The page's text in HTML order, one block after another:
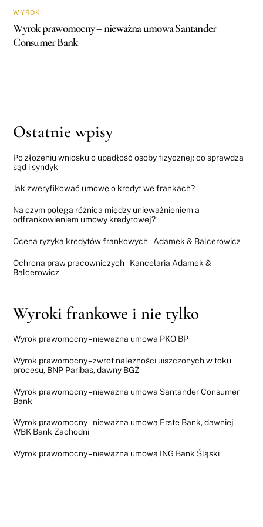
WYROKI
Wyrok prawomocny – nieważna umowa Santander
Consumer Bank
Ostatnie wpisy
Po złożeniu wniosku o upadłość osoby fizycznej: co sprawdza
sąd i syndyk
Jak zweryfikować umowę o kredyt we frankach?
Na czym polega różnica między unieważnieniem a
odfrankowieniem umowy kredytowej?
Ocena ryzyka kredytów frankowych – Adamek & Balcerowicz
Ochrona praw pracowniczych – Kancelaria Adamek &
Balcerowicz
Wyroki frankowe i nie tylko
Wyrok prawomocny – nieważna umowa PKO BP
Wyrok prawomocny – zwrot należności uiszczonych w toku
procesu, BNP Paribas, dawny BGŻ
Wyrok prawomocny – nieważna umowa Santander Consumer
Bank
Wyrok prawomocny – nieważna umowa Erste Bank, dawniej
WBK Bank Zachodni
Wyrok prawomocny – nieważna umowa ING Bank Śląski